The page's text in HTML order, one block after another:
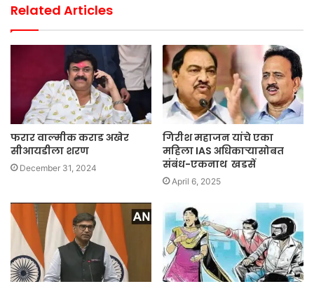
Related Articles
फरार वाल्मीक कराड अखेर
सीआयडीला शरण
December 31, 2024
गिरीश महाजन यांचे एका
महिला IAS अधिकाऱ्यासोबत
संबंध-एकनाथ खडसें
April 6, 2025